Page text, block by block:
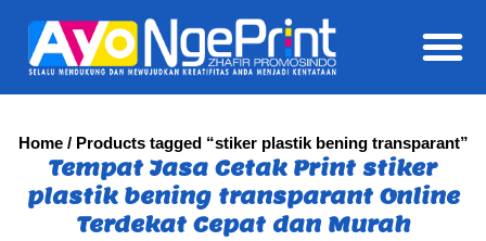
Home/ Products tagged “stiker plastik bening transparant”
Tempat Jasa Cetak Print stiker
plastik bening transparant Online
Terdekat Cepat dan Murah